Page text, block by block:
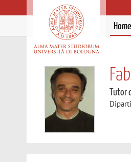
Home
Tutor